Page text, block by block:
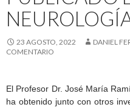
23 AGOSTO, 2022 DANIEL
COMENTARIO
El Profesor Dr. José María
ha obtenido junto con otros